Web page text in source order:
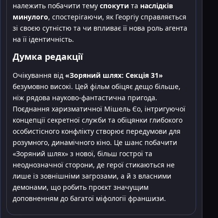
належить побачити тему спокути та наслідків
минулого, спостерігаючи, як Георгіу справляється
зі своєю сутністю та чи впливає її нова роль агента
на її ідентичність.
Думка редакції
Очікування від «Зоряний шлях: Секція 31»
безумовно високі. Цей фільм обіцяє дещо більше,
ніж рядова науково-фантастична пригода.
Поєднання харизматичної Мішель Єо, інтригуючої
концепції секретної служби та обіцянки глибокого
особистісного конфлікту створює передумови для
розумного, динамічного кіно. Це шанс побачити
«Зоряний шлях» з нової, більш гострої та
неоднозначної сторони, де герої стикаються не
лише із зовнішніми загрозами, а й з власними
демонами, що робить проєкт значущим
доповненням до багатої міфології франшизи.